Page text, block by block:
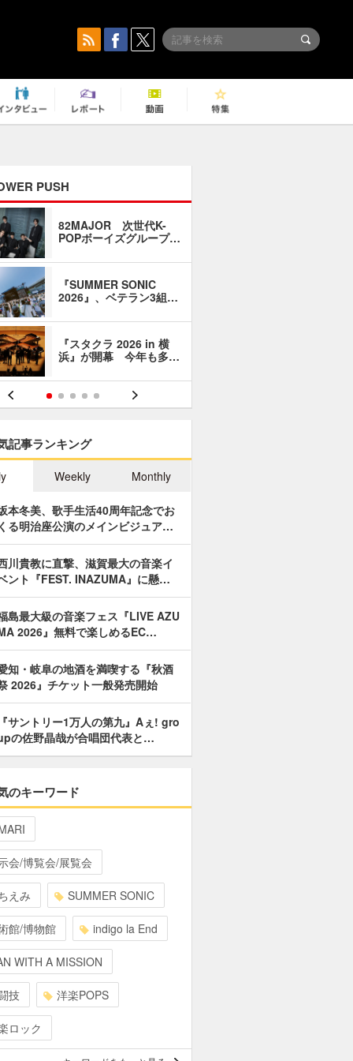
PUSH
82MAJOR 次世代K-
POPボーイズグループ…
『SUMMER SONIC
2026』、ベテラン3組…
『スタクラ 2026 in 横
浜』が開幕 今年も多…
記事ランキング
Weekly Monthly
本冬美、歌手生活40周年記念でお
くる明治座公演のメインビジュア…
川貴教に直撃、滋賀最大の音楽イ
ント『FEST. INAZUMA』に懸…
島最大級の音楽フェス『LIVE AZU
2026』無料で楽しめるEC…
知・岐阜の地酒を満喫する『秋酒
2026』チケット一般発売開始
『サントリー1万人の第九』Aぇ! gro
の佐野晶哉が合唱団代表と…
のキーワード
会/博覧会/展覧会
えみ SUMMER SONIC
館/博物館 indigo la End
WITH A MISSION
技 洋楽POPS
ロック